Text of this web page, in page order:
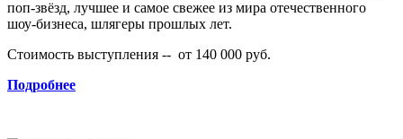
поп-звёзд, лучшее и самое свежее из мира отечественного
шоу-бизнеса, шлягеры прошлых лет.
Стоимость выступления -- от 140 000 руб.
Подробнее